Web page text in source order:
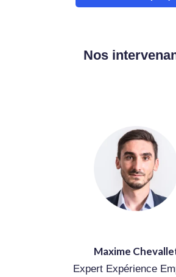
Nos
Maxime
Expert Expérience